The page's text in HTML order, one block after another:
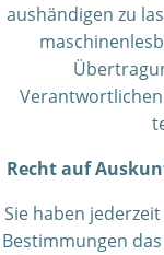
aushändigen zu
Recht auf
Sie haben
Bestimmungen